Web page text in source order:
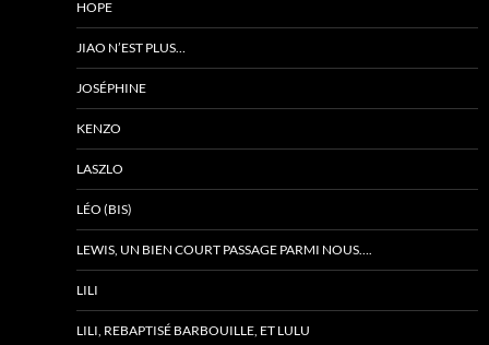
HOPE
JIAO N’EST PLUS…
JOSÉPHINE
KENZO
LASZLO
LÉO (BIS)
LEWIS, UN BIEN COURT PASSAGE PARMI NOUS….
LILI
LILI, REBAPTISÉ BARBOUILLE, ET LULU